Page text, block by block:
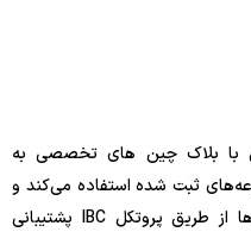
با بلاک چین های تخصصی به
ثبت شده استفاده می‌کند و
از قابلیت همکاری با سایر بلاک چین‌ها از طریق پروتکل IBC پشتیبانی